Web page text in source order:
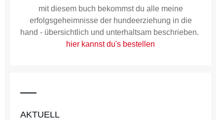
mit diesem buch bekommst du alle meine
erfolgsgeheimnisse der hundeerziehung in die
hand - übersichtlich und unterhaltsam beschrieben.
hier kannst du's bestellen
AKTUELL